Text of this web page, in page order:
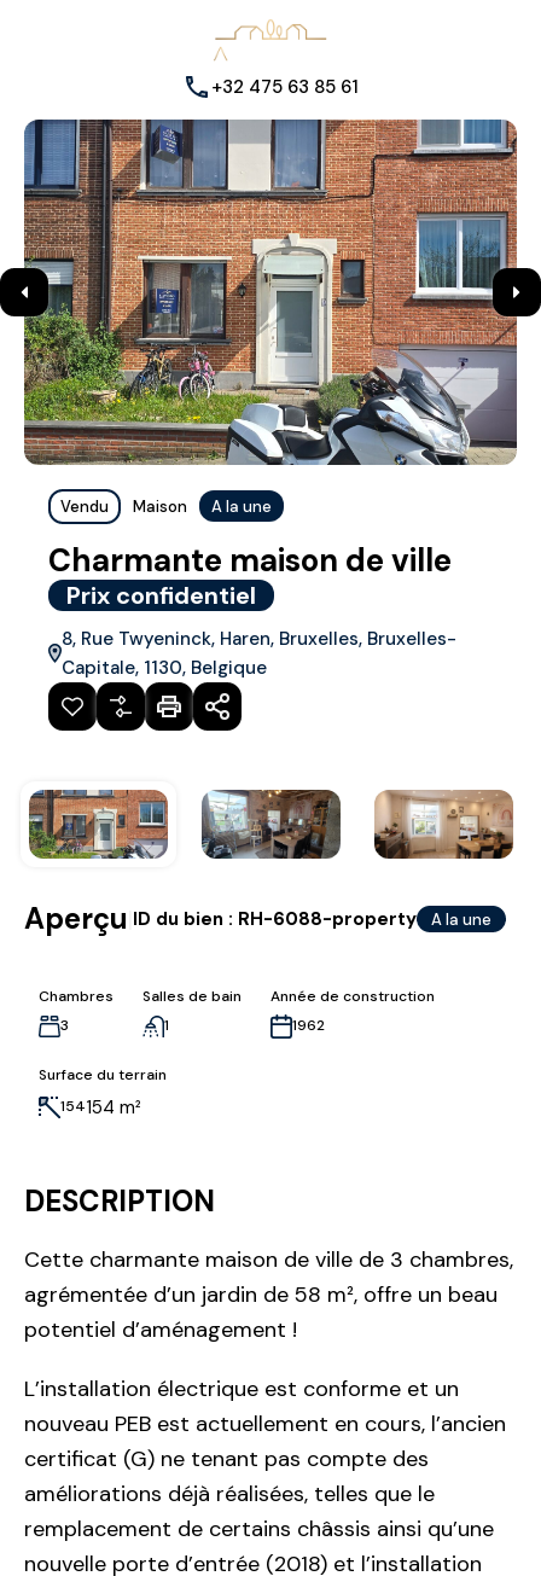
+32 475 63 85 61
Vendu Maison A la une
Charmante maison de ville
Prix confidentiel
8, Rue Twyeninck, Haren, Bruxelles, Bruxelles-
Capitale, 1130, Belgique
Aperçu ID du bien : RH-6088-property A la une
Chambres
3
Salles de bain
1
Année de construction
1962
Surface du terrain
154154 m²
DESCRIPTION
Cette charmante maison de ville de 3 chambres,
agrémentée d’un jardin de 58 m², offre un beau
potentiel d’aménagement !
L’installation électrique est conforme et un
nouveau PEB est actuellement en cours, l’ancien
certificat (G) ne tenant pas compte des
améliorations déjà réalisées, telles que le
remplacement de certains châssis ainsi qu’une
nouvelle porte d’entrée (2018) et l’installation